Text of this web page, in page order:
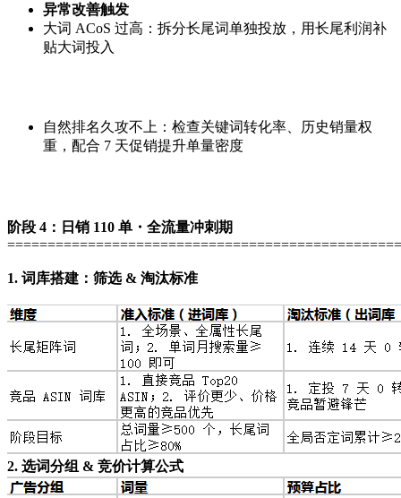
异常改善触发
大词 ACoS 过高：拆分长尾词单独投放，用长尾利润补
贴大词投入
自然排名久攻不上：检查关键词转化率、历史销量权
重，配合 7 天促销提升单量密度
阶段 4：日销 110 单・全流量冲刺期
1. 词库搭建：筛选 & 淘汰标准
2. 选词分组 & 竞价计算公式